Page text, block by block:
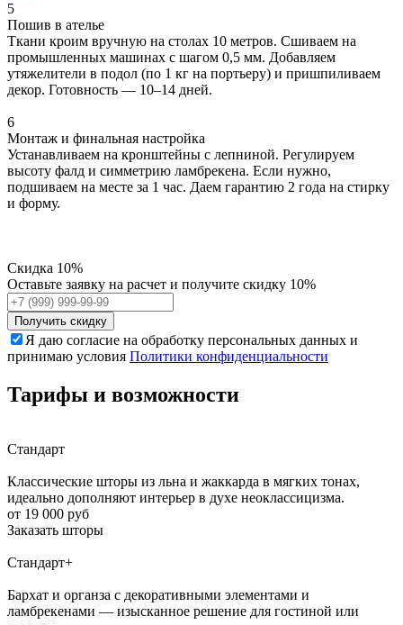
5
Пошив в ателье
Ткани кроим вручную на столах 10 метров. Сшиваем на
промышленных машинах с шагом 0,5 мм. Добавляем
утяжелители в подол (по 1 кг на портьеру) и пришпиливаем
декор. Готовность — 10–14 дней.
6
Монтаж и финальная настройка
Устанавливаем на кронштейны с лепниной. Регулируем
высоту фалд и симметрию ламбрекена. Если нужно,
подшиваем на месте за 1 час. Даем гарантию 2 года на стирку
и форму.
Скидка 10%
Оставьте заявку на расчет и получите скидку 10%
Получить скидку
Я даю согласие на обработку персональных данных и
принимаю условия Политики конфиденциальности
Тарифы и возможности
Стандарт
Классические шторы из льна и жаккарда в мягких тонах,
идеально дополняют интерьер в духе неоклассицизма.
от 19 000 руб
Заказать шторы
Стандарт+
Бархат и органза с декоративными элементами и
ламбрекенами — изысканное решение для гостиной или